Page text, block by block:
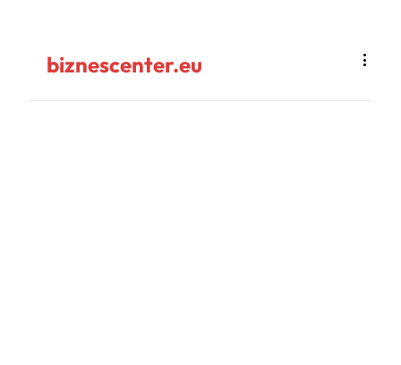
biznescenter.eu